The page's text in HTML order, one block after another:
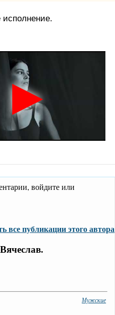
войдите или
все публикации этого автора
Мужские